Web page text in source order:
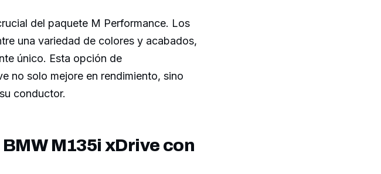
del paquete M Performance. Los
una variedad de colores y acabados,
único. Esta opción de
no solo mejore en rendimiento, sino
conductor.
M135i xDrive con